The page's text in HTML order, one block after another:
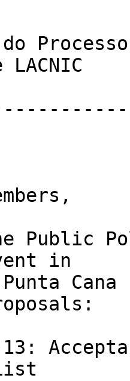
do
Public
in
Cana